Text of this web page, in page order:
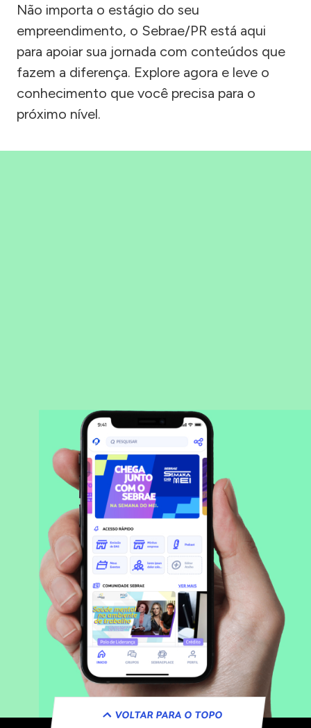
Não importa o estágio do seu
empreendimento, o Sebrae/PR está aqui
para apoiar sua jornada com conteúdos que
fazem a diferença. Explore agora e leve o
conhecimento que você precisa para o
próximo nível.
VOLTAR PARA O TOPO